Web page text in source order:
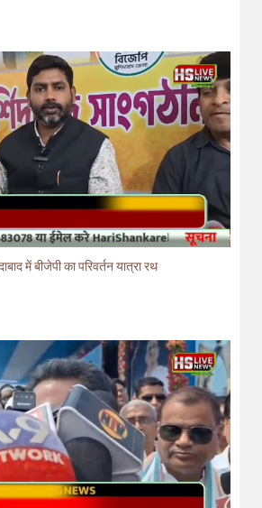
में बीजेपी का परिवर्तन यात्रा रथ